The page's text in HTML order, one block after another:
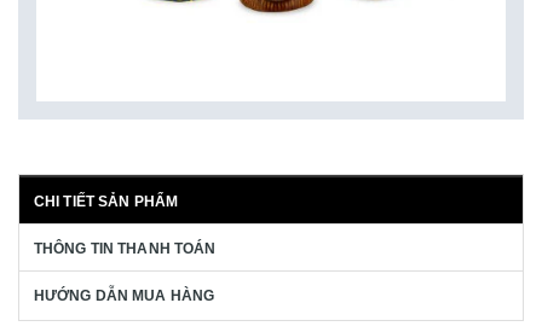
CHI TIẾT SẢN PHẨM
THÔNG TIN THANH TOÁN
HƯỚNG DẪN MUA HÀNG